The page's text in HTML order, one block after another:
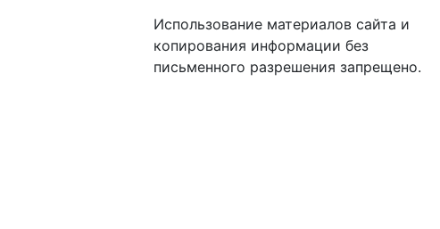
Использование материалов сайта и
копирования информации без
письменного разрешения запрещено.